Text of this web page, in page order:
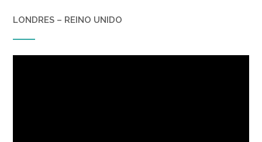
LONDRES – REINO UNIDO